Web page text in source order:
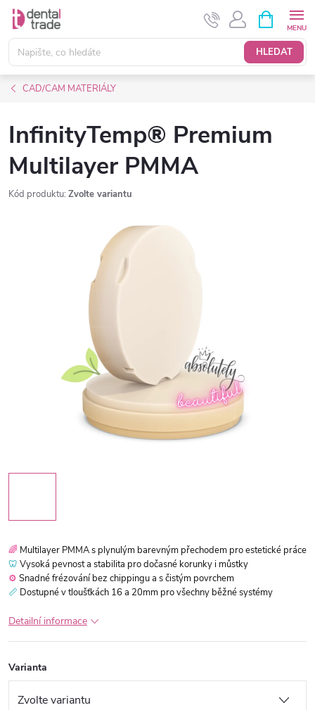
Přejít
obsah
HLEDAT
NÁKUPNÍ
KOŠÍK
CAD/CAM MATERIÁLY
InfinityTemp® Premium
Multilayer PMMA
Kód produktu: Zvolte variantu
🌈 Multilayer PMMA s plynulým barevným přechodem pro estetické práce
🦷 Vysoká pevnost a stabilita pro dočasné korunky i můstky
⚙️ Snadné frézování bez chippingu a s čistým povrchem
📏 Dostupné v tloušťkách 16 a 20mm pro všechny běžné systémy
Detailní informace
Varianta